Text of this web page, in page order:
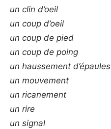
un clin d’oeil
un coup d’oeil
un coup de pied
un coup de poing
un haussement d’épaules
un mouvement
un ricanement
un rire
un signal